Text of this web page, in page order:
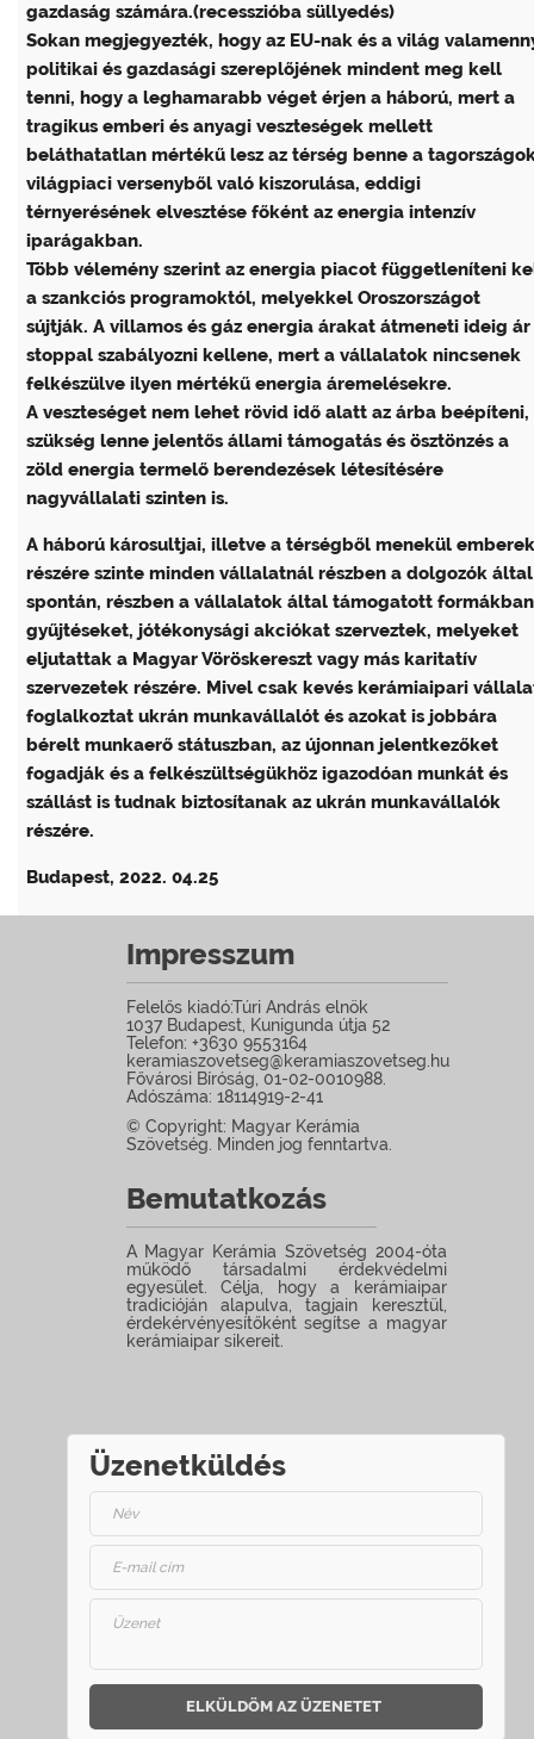
gazdaság számára.(recesszióba süllyedés)
Sokan megjegyezték, hogy az EU-nak és a világ
politikai és gazdasági szereplőjének mindent meg kell
tenni, hogy a leghamarabb véget érjen a háború, mert a
tragikus emberi és anyagi veszteségek mellett
beláthatatlan mértékű lesz az térség benne a
világpiaci versenyből való kiszorulása, eddigi
térnyerésének elvesztése főként az energia intenzív
iparágakban.
Több vélemény szerint az energia piacot függetleníteni
a szankciós programoktól, melyekkel Oroszországot
sújtják. A villamos és gáz energia árakat átmeneti ideig ár
stoppal szabályozni kellene, mert a vállalatok nincsenek
felkészülve ilyen mértékű energia áremelésekre.
A veszteséget nem lehet rövid idő alatt az árba beépíteni,
szükség lenne jelentős állami támogatás és ösztönzés a
zöld energia termelő berendezések létesítésére
nagyvállalati szinten is.
A háború károsultjai, illetve a térségből menekül emberek
részére szinte minden vállalatnál részben a dolgozók által
spontán, részben a vállalatok által támogatott formákban
gyűjtéseket, jótékonysági akciókat szerveztek, melyeket
eljutattak a Magyar Vöröskereszt vagy más karitatív
szervezetek részére. Mivel csak kevés kerámiaipari
foglalkoztat ukrán munkavállalót és azokat is jobbára
bérelt munkaerő státuszban, az újonnan jelentkezőket
fogadják és a felkészültségükhöz igazodóan munkát és
szállást is tudnak biztosítanak az ukrán munkavállalók
részére.
Budapest, 2022. 04.25
Impresszum
Felelős kiadó:Túri András elnök
1037 Budapest, Kunigunda útja 52
Telefon: +3630 9553164
keramiaszovetseg@keramiaszovetseg.hu
Fővárosi Bíróság, 01-02-0010988.
Adószáma: 18114919-2-41
© Copyright: Magyar Kerámia
Szövetség. Minden jog fenntartva.
Bemutatkozás
A Magyar Kerámia Szövetség 2004-óta
működő társadalmi érdekvédelmi
egyesület. Célja, hogy a kerámiaipar
tradicióján alapulva, tagjain keresztül,
érdekérvényesítőként segítse a magyar
kerámiaipar sikereit.
Üzenetküldés
ELKÜLDÖM AZ ÜZENETET